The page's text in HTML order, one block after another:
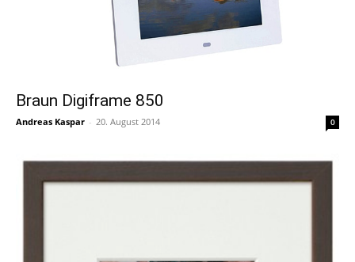
Braun Digiframe 850
Andreas Kaspar - 20. August 2014 0